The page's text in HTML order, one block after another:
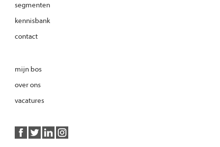
segmenten
kennisbank
contact
mijn bos
over ons
vacatures